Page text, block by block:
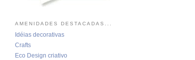
AMENIDADES DESTACADAS...
Idéias decorativas
Crafts
Eco Design criativo